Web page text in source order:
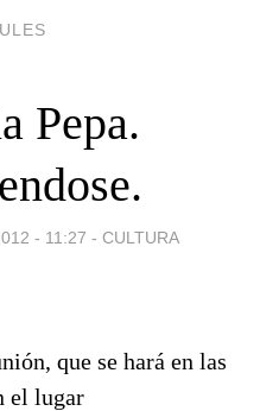
Pepa.
- 11:27 - CULTURA
que se hará en las
el lugar